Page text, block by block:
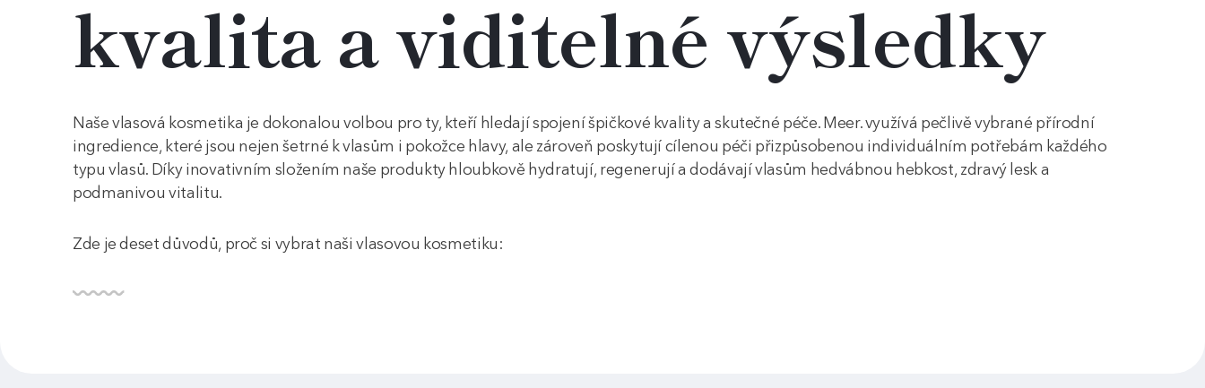
kvalita a viditelné výsledky
Naše vlasová kosmetika je dokonalou volbou pro ty, kteří hledají spojení špičkové kvality a skutečné péče. Meer. využívá pečlivě vybrané přírodní
ingredience, které jsou nejen šetrné k vlasům i pokožce hlavy, ale zároveň poskytují cílenou péči přizpůsobenou individuálním potřebám každého
typu vlasů. Díky inovativním složením naše produkty hloubkově hydratují, regenerují a dodávají vlasům hedvábnou hebkost, zdravý lesk a
podmanivou vitalitu.
Zde je deset důvodů, proč si vybrat naši vlasovou kosmetiku: